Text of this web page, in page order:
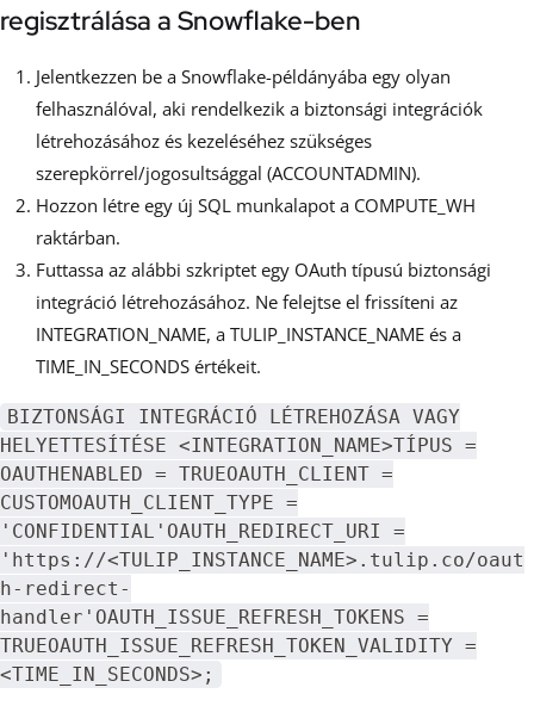
regisztrálása a Snowflake-ben
Jelentkezzen be a Snowflake-példányába egy olyan
felhasználóval, aki rendelkezik a biztonsági integrációk
létrehozásához és kezeléséhez szükséges
szerepkörrel/jogosultsággal (ACCOUNTADMIN).
Hozzon létre egy új SQL munkalapot a COMPUTE_WH
raktárban.
Futtassa az alábbi szkriptet egy OAuth típusú biztonsági
integráció létrehozásához. Ne felejtse el frissíteni az
INTEGRATION_NAME, a TULIP_INSTANCE_NAME és a
TIME_IN_SECONDS értékeit.
BIZTONSÁGI INTEGRÁCIÓ LÉTREHOZÁSA VAGY
HELYETTESÍTÉSE <INTEGRATION_NAME>TÍPUS =
OAUTHENABLED = TRUEOAUTH_CLIENT =
CUSTOMOAUTH_CLIENT_TYPE =
'CONFIDENTIAL'OAUTH_REDIRECT_URI =
'https://<TULIP_INSTANCE_NAME>.tulip.co/oaut
h-redirect-
handler'OAUTH_ISSUE_REFRESH_TOKENS =
TRUEOAUTH_ISSUE_REFRESH_TOKEN_VALIDITY =
<TIME_IN_SECONDS>;